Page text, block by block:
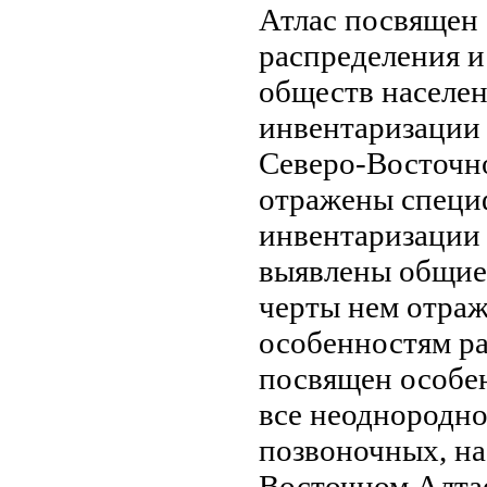
Атлас
распределения
обществ
инвентаризации
Северо-
отражены
выявлены
черты нем
особенностям
посвящен
все
позвоночных,